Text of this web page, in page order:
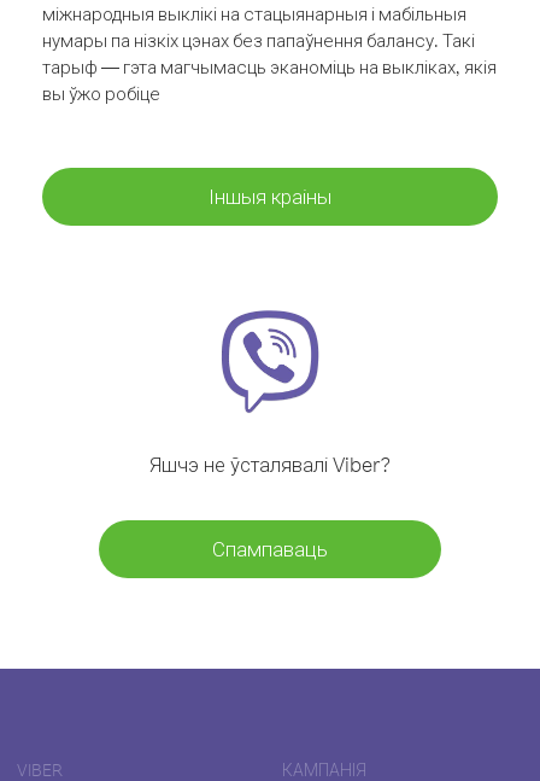
міжнародныя выклікі на стацыянарныя і мабільныя
нумары па нізкіх цэнах без папаўнення балансу. Такі
тарыф — гэта магчымасць эканоміць на выкліках, якія
вы ўжо робіце
Іншыя краіны
Яшчэ не ўсталявалі Viber?
Спампаваць
VIBER КАМПАНІЯ